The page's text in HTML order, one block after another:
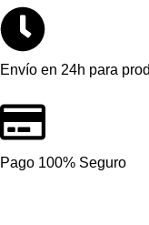
Envío en 24h para
Pago 100% Seguro